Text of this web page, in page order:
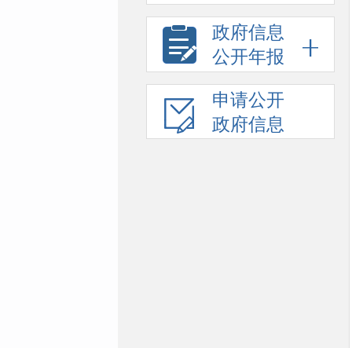
政府信息
公开年报
申请公开
政府信息